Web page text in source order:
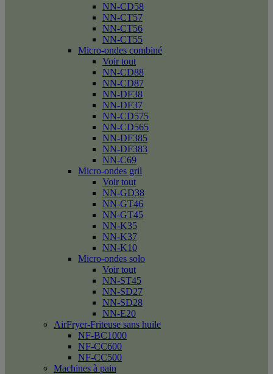
NN-CD58
NN-CT57
NN-CT56
NN-CT55
Micro-ondes combiné
Voir tout
NN-CD88
NN-CD87
NN-DF38
NN-DF37
NN-CD575
NN-CD565
NN-DF385
NN-DF383
NN-C69
Micro-ondes gril
Voir tout
NN-GD38
NN-GT46
NN-GT45
NN-K35
NN-K37
NN-K10
Micro-ondes solo
Voir tout
NN-ST45
NN-SD27
NN-SD28
NN-E20
AirFryer-Friteuse sans huile
NF-BC1000
NF-CC600
NF-CC500
Machines à pain